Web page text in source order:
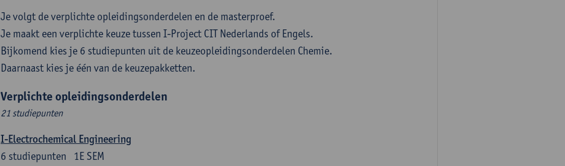
Je volgt de verplichte opleidingsonderdelen en de masterproef.
Je maakt een verplichte keuze tussen I-Project CIT Nederlands of Engels.
Bijkomend kies je 6 studiepunten uit de keuzeopleidingsonderdelen Chemie.
Daarnaast kies je één van de keuzepakketten.
Verplichte opleidingsonderdelen
21 studiepunten
I-Electrochemical Engineering
1E SEM
6 studiepunten